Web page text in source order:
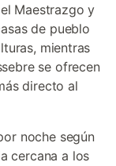
Maestrazgo y
de pueblo
mientras
se ofrecen
directo al
noche según
cercana a los